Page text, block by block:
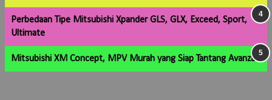
Perbedaan Tipe Mitsubishi Xpander GLS, GLX, Exceed, Sport,
Ultimate
Mitsubishi XM Concept, MPV Murah yang Siap Tantang Avanza